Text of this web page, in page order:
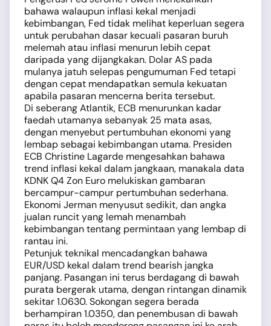
bahawa walaupun inflasi kekal menjadi
kebimbangan, Fed tidak melihat keperluan segera
untuk perubahan dasar kecuali pasaran buruh
melemah atau inflasi menurun lebih cepat
daripada yang dijangkakan. Dolar AS pada
mulanya jatuh selepas pengumuman Fed tetapi
dengan cepat mendapatkan semula kekuatan
apabila pasaran mencerna berita tersebut.
Di seberang Atlantik, ECB menurunkan kadar
faedah utamanya sebanyak 25 mata asas,
dengan menyebut pertumbuhan ekonomi yang
lembap sebagai kebimbangan utama. Presiden
ECB Christine Lagarde mengesahkan bahawa
trend inflasi kekal dalam jangkaan, manakala data
KDNK Q4 Zon Euro melukiskan gambaran
bercampur-campur pertumbuhan sederhana.
Ekonomi Jerman menyusut sedikit, dan angka
jualan runcit yang lemah menambah
kebimbangan tentang permintaan yang lembap di
rantau ini.
Petunjuk teknikal mencadangkan bahawa
EUR/USD kekal dalam trend bearish jangka
panjang. Pasangan ini terus berdagang di bawah
purata bergerak utama, dengan rintangan dinamik
sekitar 1.0630. Sokongan segera berada
berhampiran 1.0350, dan penembusan di bawah